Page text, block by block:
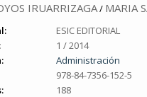
IRUARRIZAGA/ MARIA
ESIC EDITORIAL
1 / 2014
Administración
978-84-7356-152-5
188